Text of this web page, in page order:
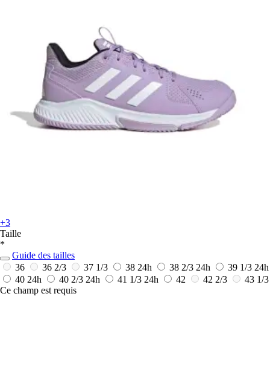
+3
Taille
*
Guide des tailles
36
36 2/3 37 1/3 38 24h 38 2/3 24h 39 1/3 24h
40 24h 40 2/3 24h 41 1/3 24h 42 42 2/3
43 1/3
Ce champ est requis